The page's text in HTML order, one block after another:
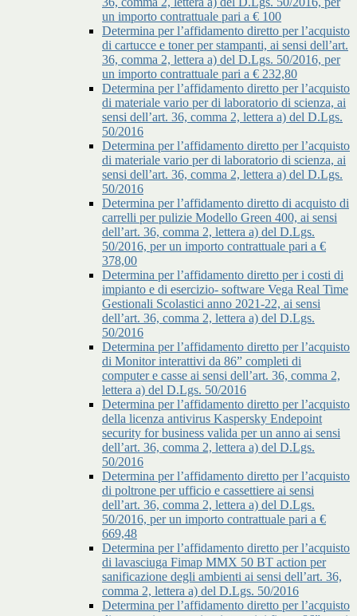
un importo contrattuale pari a € 100
Determina per l’affidamento diretto per l’acquisto
di cartucce e toner per stampanti, ai sensi dell’art.
36, comma 2, lettera a) del D.Lgs. 50/2016, per
un importo contrattuale pari a € 232,80
Determina per l’affidamento diretto per l’acquisto
di materiale vario per di laboratorio di scienza, ai
sensi dell’art. 36, comma 2, lettera a) del D.Lgs.
50/2016
Determina per l’affidamento diretto per l’acquisto
di materiale vario per di laboratorio di scienza, ai
sensi dell’art. 36, comma 2, lettera a) del D.Lgs.
50/2016
Determina per l’affidamento diretto di acquisto di
carrelli per pulizie Modello Green 400, ai sensi
dell’art. 36, comma 2, lettera a) del D.Lgs.
50/2016, per un importo contrattuale pari a €
378,00
Determina per l’affidamento diretto per i costi di
impianto e di esercizio- software Vega Real Time
Gestionali Scolastici anno 2021-22, ai sensi
dell’art. 36, comma 2, lettera a) del D.Lgs.
50/2016
Determina per l’affidamento diretto per l’acquisto
di Monitor interattivi da 86” completi di
computer e casse ai sensi dell’art. 36, comma 2,
lettera a) del D.Lgs. 50/2016
Determina per l’affidamento diretto per l’acquisto
della licenza antivirus Kaspersky Endepoint
security for business valida per un anno ai sensi
dell’art. 36, comma 2, lettera a) del D.Lgs.
50/2016
Determina per l’affidamento diretto per l’acquisto
di poltrone per ufficio e cassettiere ai sensi
dell’art. 36, comma 2, lettera a) del D.Lgs.
50/2016, per un importo contrattuale pari a €
669,48
Determina per l’affidamento diretto per l’acquisto
di lavasciuga Fimap MMX 50 BT action per
sanificazione degli ambienti ai sensi dell’art. 36,
comma 2, lettera a) del D.Lgs. 50/2016
Determina per l’affidamento diretto per l’acquisto